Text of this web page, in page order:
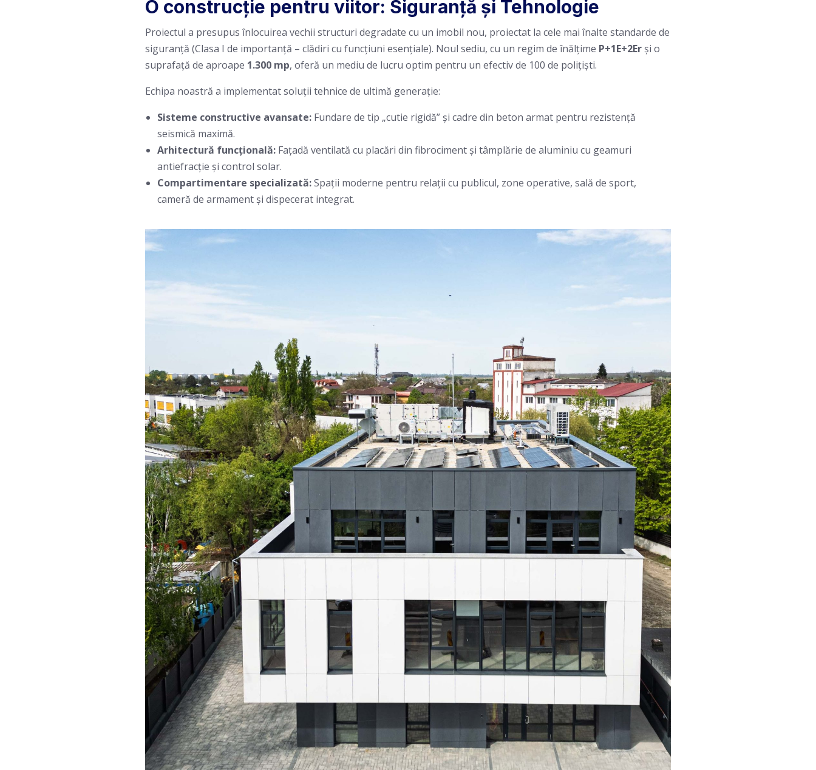
O construcție pentru viitor: Siguranță și Tehnologie
Proiectul a presupus înlocuirea vechii structuri degradate cu un imobil nou, proiectat la cele mai înalte standarde de
siguranță (Clasa I de importanță – clădiri cu funcțiuni esențiale). Noul sediu, cu un regim de înălțime P+1E+2Er și o
suprafață de aproape 1.300 mp, oferă un mediu de lucru optim pentru un efectiv de 100 de polițiști.
Echipa noastră a implementat soluții tehnice de ultimă generație:
Sisteme constructive avansate: Fundare de tip „cutie rigidă” și cadre din beton armat pentru rezistență
seismică maximă.
Arhitectură funcțională: Fațadă ventilată cu placări din fibrociment și tâmplărie de aluminiu cu geamuri
antiefracție și control solar.
Compartimentare specializată:Spații moderne pentru relații cu publicul, zone operative, sală de sport,
cameră de armament și dispecerat integrat.